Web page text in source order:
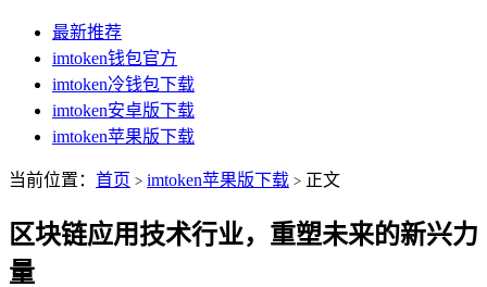
最新推荐
imtoken钱包官方
imtoken冷钱包下载
imtoken安卓版下载
imtoken苹果版下载
当前位置： 首页 > imtoken苹果版下载 > 正文
区块链应用技术行业，重塑未来的新兴力
量